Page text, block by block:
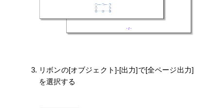
リボンの[オブジェクト]-[出力]で[全ページ出力]
を選択する